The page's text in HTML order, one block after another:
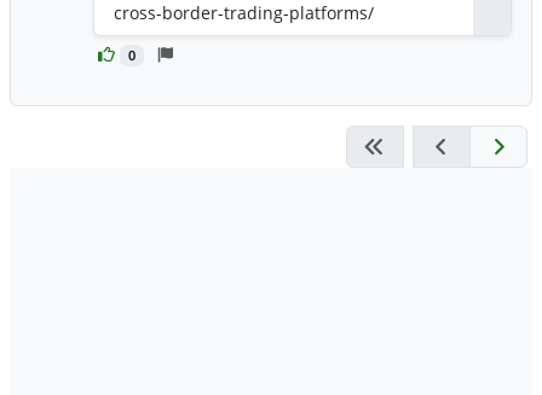
0
cross-border-trading-platforms/